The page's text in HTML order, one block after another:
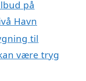
på
Havn
til
være tryg